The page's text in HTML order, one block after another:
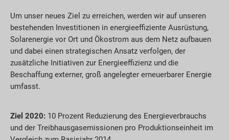
Um unser neues Ziel zu erreichen, werden wir auf unseren
bestehenden Investitionen in energieeffiziente Ausrüstung,
Solarenergie vor Ort und Ökostrom aus dem Netz aufbauen
und dabei einen strategischen Ansatz verfolgen, der
zusätzliche Initiativen zur Energieeffizienz und die
Beschaffung externer, groß angelegter erneuerbarer Energie
umfasst.
Ziel 2020: 10 Prozent Reduzierung des Energieverbrauchs
und der Treibhausgasemissionen pro Produktionseinheit im